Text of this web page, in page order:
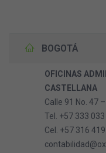
BOGOTÁ
OFICINAS
CASTELLANA
Calle 91 No. 47
Tel. +57 333
Cel. +57 316